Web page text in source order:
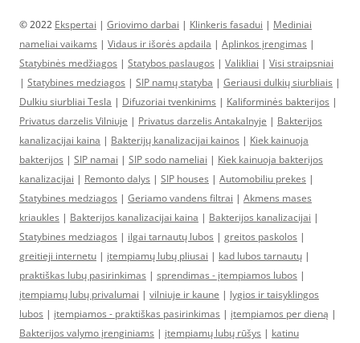
© 2022 Ekspertai | Griovimo darbai | Klinkeris fasadui | Mediniai
nameliai vaikams | Vidaus ir išorės apdaila | Aplinkos įrengimas |
Statybinės medžiagos | Statybos paslaugos | Valikliai | Visi straipsniai
| Statybines medziagos | SIP namų statyba | Geriausi dulkių siurbliais |
Dulkiu siurbliai Tesla | Difuzoriai tvenkinims | Kaliforminės bakterijos |
Privatus darzelis Vilniuje | Privatus darzelis Antakalnyje | Bakterijos
kanalizacijai kaina | Bakterijų kanalizacijai kainos | Kiek kainuoja
bakterijos | SIP namai | SIP sodo nameliai | Kiek kainuoja bakterijos
kanalizacijai | Remonto dalys | SIP houses | Automobiliu prekes |
Statybines medziagos | Geriamo vandens filtrai | Akmens mases
kriaukles | Bakterijos kanalizacijai kaina | Bakterijos kanalizacijai |
Statybines medziagos | ilgai tarnautų lubos | greitos paskolos |
greitieji internetu | įtempiamų lubų pliusai | kad lubos tarnautų |
praktiškas lubų pasirinkimas | sprendimas - įtempiamos lubos |
įtempiamų lubų privalumai | vilniuje ir kaune | lygios ir taisyklingos
lubos | įtempiamos - praktiškas pasirinkimas | įtempiamos per dieną |
Bakterijos valymo įrenginiams | įtempiamų lubų rūšys | katinu